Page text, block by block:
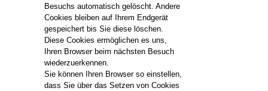
Besuchs automatisch gelöscht. Andere
Cookies bleiben auf Ihrem Endgerät
gespeichert bis Sie diese löschen.
Diese Cookies ermöglichen es uns,
Ihren Browser beim nächsten Besuch
wiederzuerkennen.
Sie können Ihren Browser so einstellen,
dass Sie über das Setzen von Cookies